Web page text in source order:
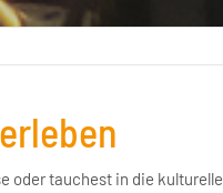
oder tauchest in die